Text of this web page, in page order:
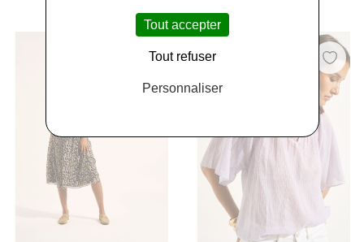
Tout accepter
Tout refuser
Personnaliser